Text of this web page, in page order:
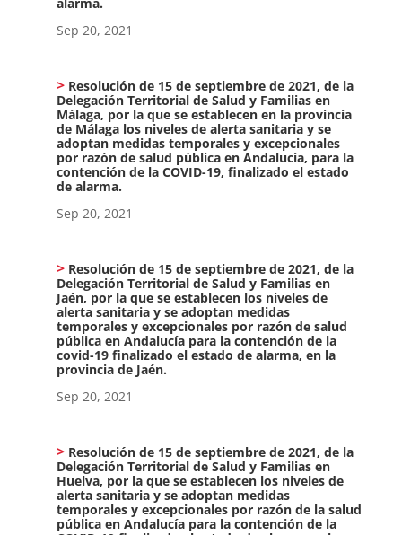
Sep 20, 2021
Resolución de 15 de septiembre de 2021, de la
Delegación Territorial de Salud y Familias en
Málaga, por la que se establecen en la provincia
de Málaga los niveles de alerta sanitaria y se
adoptan medidas temporales y excepcionales
por razón de salud pública en Andalucía, para la
contención de la COVID-19, finalizado el estado
de alarma.
Sep 20, 2021
Resolución de 15 de septiembre de 2021, de la
Delegación Territorial de Salud y Familias en
Jaén, por la que se establecen los niveles de
alerta sanitaria y se adoptan medidas
temporales y excepcionales por razón de salud
pública en Andalucía para la contención de la
covid-19 finalizado el estado de alarma, en la
provincia de Jaén.
Sep 20, 2021
Resolución de 15 de septiembre de 2021, de la
Delegación Territorial de Salud y Familias en
Huelva, por la que se establecen los niveles de
alerta sanitaria y se adoptan medidas
temporales y excepcionales por razón de la salud
pública en Andalucía para la contención de la